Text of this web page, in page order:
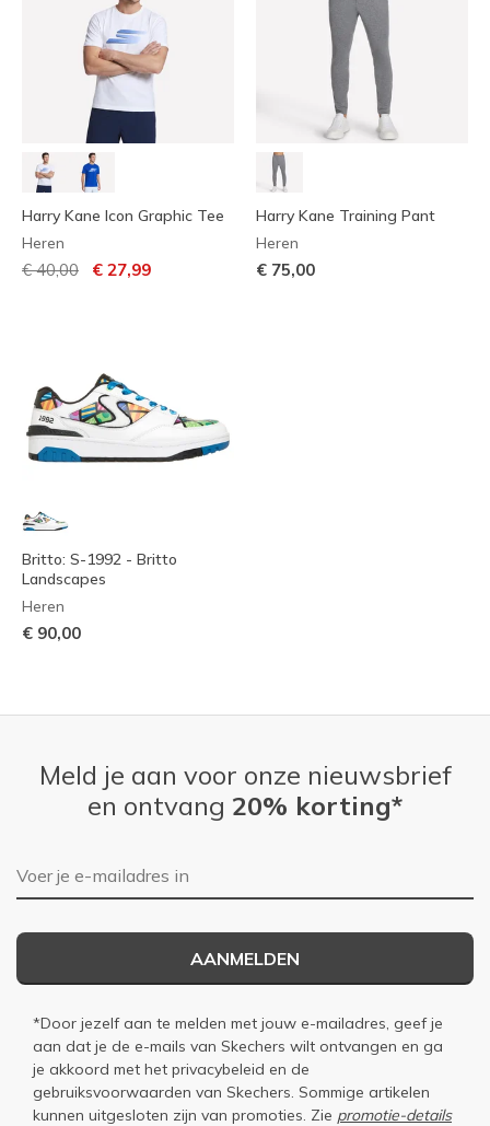
Harry Kane Icon Graphic Tee
Heren
Prijs verlaagd van
€ 40,00 naar
€ 27,99
Harry Kane Training Pant
Heren
€ 75,00
Britto: S-1992 - Britto
Landscapes
Heren
€ 90,00
Meld je aan voor onze nieuwsbrief
en ontvang 20% korting*
E-mailadres
AANMELDEN
*Door jezelf aan te melden met jouw e-mailadres, geef je
aan dat je de e-mails van Skechers wilt ontvangen en ga
je akkoord met het privacybeleid en de
gebruiksvoorwaarden van Skechers. Sommige artikelen
kunnen uitgesloten zijn van promoties. Zie promotie-details